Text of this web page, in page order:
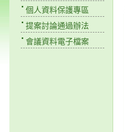
個人資料保護專區
提案討論通過辦法
會議資料電子檔案